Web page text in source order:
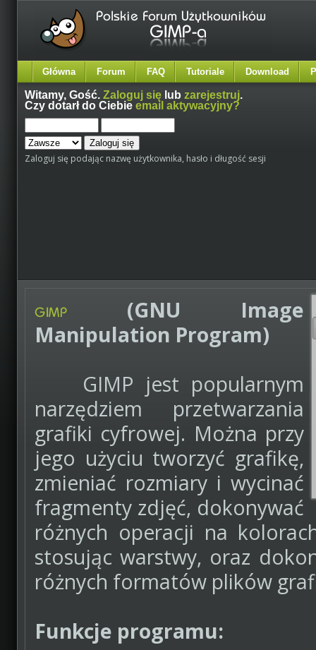
Główna Forum FAQ Tutoriale Download
Witamy, Gość. Zaloguj się lub zarejestruj.
Czy dotarł do Ciebie email aktywacyjny?
Zaloguj się podając nazwę użytkownika, hasło i długość sesji
(GNU Image
Manipulation Program)
GIMP jest popularnym
narzędziem przetwarzania
grafiki cyfrowej. Można przy
jego użyciu tworzyć grafikę,
zmieniać rozmiary i wycinać
fragmenty zdjęć, dokonywać
różnych operacji na
stosując warstwy, oraz
różnych formatów plików
Funkcje programu: